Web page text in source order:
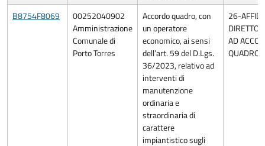
B8754F8069
00252040902
Amministrazione
Comunale di
Porto Torres
Accordo quadro, con
un operatore
economico, ai sensi
dell’art. 59 del D.Lgs.
36/2023, relativo ad
interventi di
manutenzione
ordinaria e
straordinaria di
carattere
impiantistico sugli
26-
DIRETTO
AD
QUADRO/